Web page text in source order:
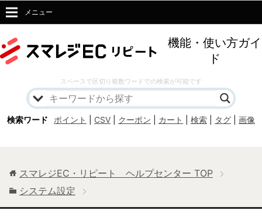
機能・使い方ガイ
ド
スペースで区切り複数ワードでの検索が可能です
検索ワード ポイント CSV クーポン カート 検索 タグ 画像
メニュー
スマレジEC・リピート ヘルプセンター TOP
システム設定